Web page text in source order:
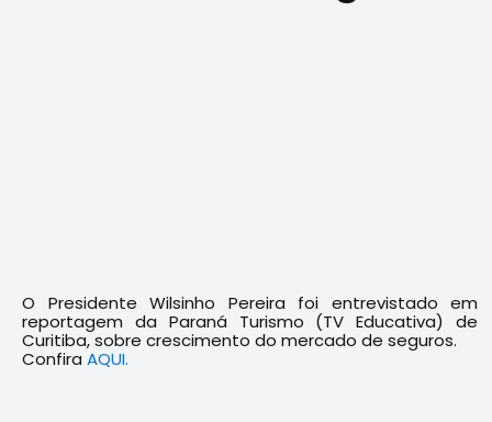
O Presidente Wilsinho Pereira foi entrevistado em
reportagem da Paraná Turismo (TV Educativa) de
Curitiba, sobre crescimento do mercado de seguros.
Confira AQUI.